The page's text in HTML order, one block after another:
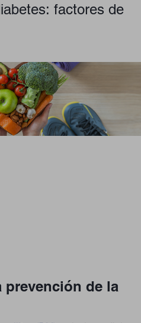
factores de
prevención de la